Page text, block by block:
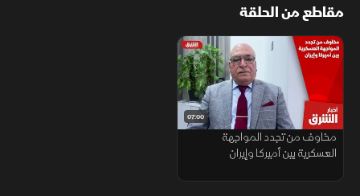
مقاطع من الحلقة
07:00
مخاوف من تجدد المواجهة
العسكرية بين أميركا وإيران